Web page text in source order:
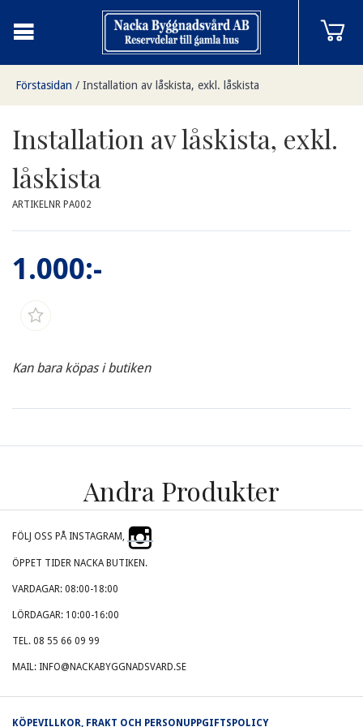
Förstasidan / Installation av låskista, exkl. låskista
Installation av låskista, exkl.
låskista
ARTIKELNR PA002
1.000:-
Kan bara köpas i butiken
Andra Produkter
FÖLJ OSS PÅ INSTAGRAM,
ÖPPET TIDER NACKA BUTIKEN.
VARDAGAR: 08:00-18:00
LÖRDAGAR: 10:00-16:00
TEL. 08 55 66 09 99
MAIL: INFO@NACKABYGGNADSVARD.SE
KÖPEVILLKOR, FRAKT OCH PERSONUPPGIFTSPOLICY